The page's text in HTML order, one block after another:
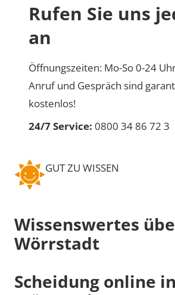
Rufen Sie uns
an
Öffnungszeiten: Mo-So 0-24
Anruf und Gespräch sind
kostenlos!
24/7 Service: 0800 34 86 72 3
GUT ZU WISSEN
Wissenswertes
Wörrstadt
Scheidung online in